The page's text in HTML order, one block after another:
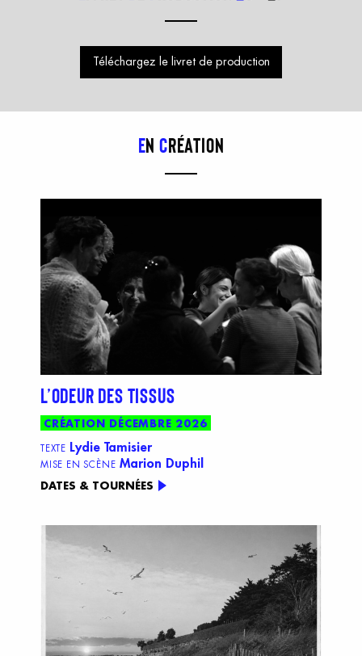
Téléchargez le livret de production
En création
L’ODEUR DES TISSUS
CRÉATION DÉCEMBRE 2026
TEXTE Lydie Tamisier
MISE EN SCÈNE Marion Duphil
DATES & TOURNÉES